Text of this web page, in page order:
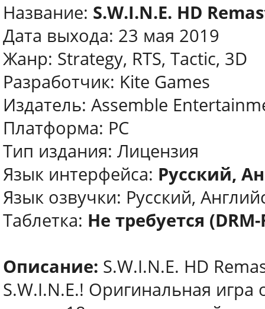
Название: S.W.I.N.E. HD
Дата выхода: 23 мая 2019
Жанр: Strategy, RTS, Tactic, 3D
Разработчик: Kite Games
Издатель: Assemble
Платформа: PC
Тип издания: Лицензия
Язык интерфейса: Русский,
Язык озвучки: Русский,
Таблетка: Не требуется
Описание: S.W.I.N.E. HD
S.W.I.N.E.! Оригинальная